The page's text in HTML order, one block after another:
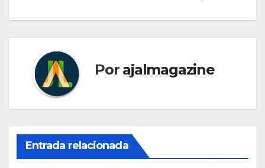
Por ajalmagazine
Entrada relacionada